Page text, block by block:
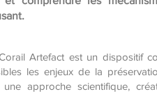
Artefact est un dispositif
les enjeux de la
approche scientifique,